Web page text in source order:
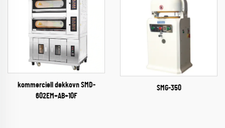
kommerciell dekkovn SMD-
602EM+AB+10F
SMG-350